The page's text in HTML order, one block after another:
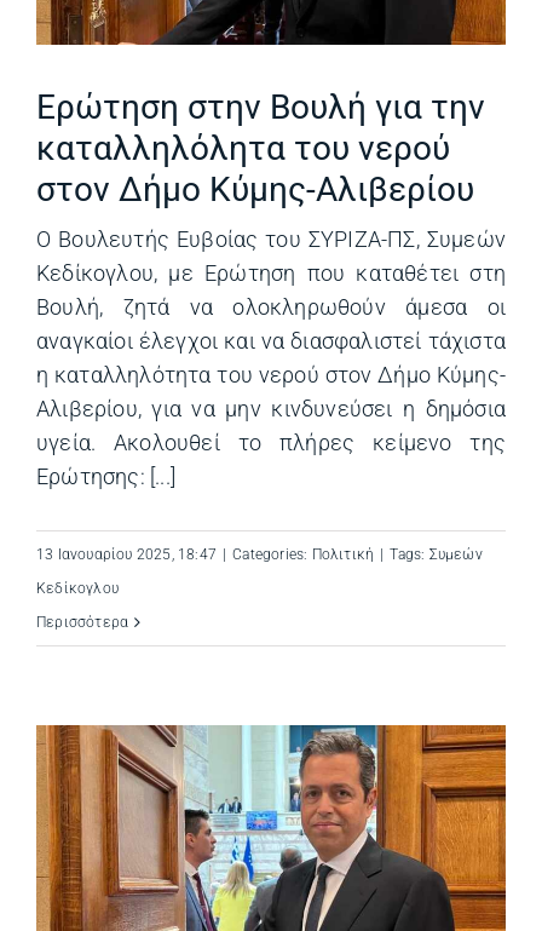
Ερώτηση στην Βουλή για την
καταλληλόλητα του νερού
στον Δήμο Κύμης-Αλιβερίου
O Βουλευτής Ευβοίας του ΣΥΡΙΖΑ-ΠΣ, Συμεών
Κεδίκογλου, με Ερώτηση που καταθέτει στη
Βουλή, ζητά να ολοκληρωθούν άμεσα οι
αναγκαίοι έλεγχοι και να διασφαλιστεί τάχιστα
η καταλληλότητα του νερού στον Δήμο Κύμης-
Αλιβερίου, για να μην κινδυνεύσει η δημόσια
υγεία. Ακολουθεί το πλήρες κείμενο της
Ερώτησης: [...]
13 Ιανουαρίου 2025, 18:47 Categories: Πολιτική Tags: Συμεών
Κεδίκογλου
Περισσότερα